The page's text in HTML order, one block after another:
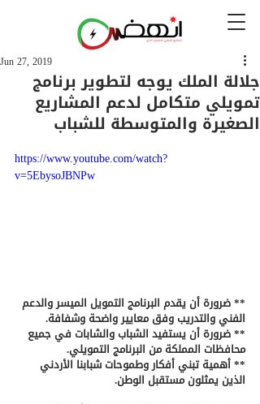
جلالة الملك يوجه لتطوير برنامج
تمويلي متكامل لدعم المشاريع
الصغيرة والمتوسطة للشباب
Jun 27, 2019
https://www.youtube.com/watch?
v=5EbysoJBNPw
** ضرورة أن يقدم البرنامج التمويل الميسر والدعم
الفني والتدريب وفق معايير واضحة وشفافة.
** ضرورة أن يستفيد الشباب والشابات في جميع
محافظات المملكة من البرنامج التمويلي.
** أهمية تبني أفكار وطموحات شبابنا الأردني
الذين يمثلون مستقبل الوطن.